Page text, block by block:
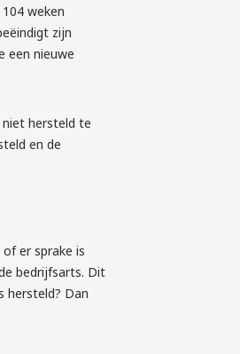
weken
zijn
een nieuwe
hersteld te
en de
er sprake is
bedrijfsarts. Dit
hersteld? Dan